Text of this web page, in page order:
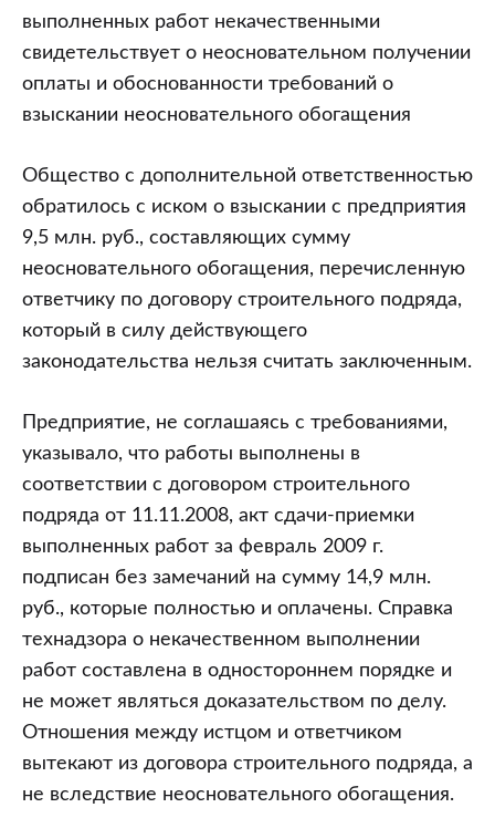
выполненных работ некачественными
свидетельствует о неосновательном получении
оплаты и обоснованности требований о
взыскании неосновательного обогащения
Общество с дополнительной ответственностью
обратилось с иском о взыскании с предприятия
9,5 млн. руб., составляющих сумму
неосновательного обогащения, перечисленную
ответчику по договору строительного подряда,
который в силу действующего
законодательства нельзя считать заключенным.
Предприятие, не соглашаясь с требованиями,
указывало, что работы выполнены в
соответствии с договором строительного
подряда от 11.11.2008, акт сдачи-приемки
выполненных работ за февраль 2009 г.
подписан без замечаний на сумму 14,9 млн.
руб., которые полностью и оплачены. Справка
технадзора о некачественном выполнении
работ составлена в одностороннем порядке и
не может являться доказательством по делу.
Отношения между истцом и ответчиком
вытекают из договора строительного подряда, а
не вследствие неосновательного обогащения.